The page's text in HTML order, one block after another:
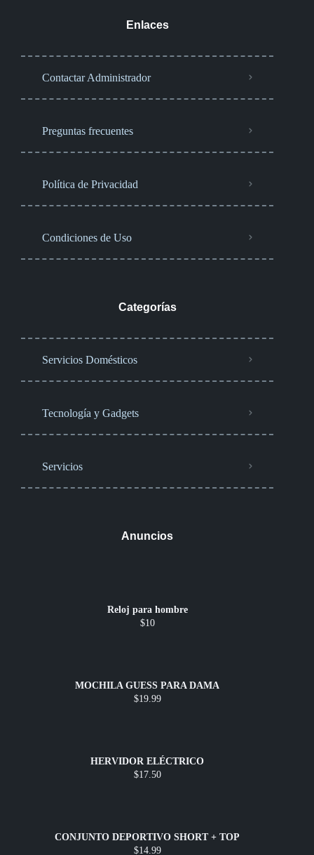
Enlaces
Contactar Administrador
Preguntas frecuentes
Política de Privacidad
Condiciones de Uso
Categorías
Servicios Domésticos
Tecnología y Gadgets
Servicios
Anuncios
Reloj para hombre
$10
MOCHILA GUESS PARA DAMA
$19.99
HERVIDOR ELÉCTRICO
$17.50
CONJUNTO DEPORTIVO SHORT + TOP
$14.99